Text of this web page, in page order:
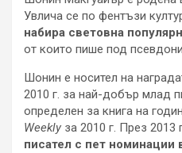
Увлича се по фентъзи
набира световна
от които пише под
Шонин е носител на
2010 г. за най-добър млад
определен за книга на
Weekly за 2010 г. През 2013
писател с пет номинации